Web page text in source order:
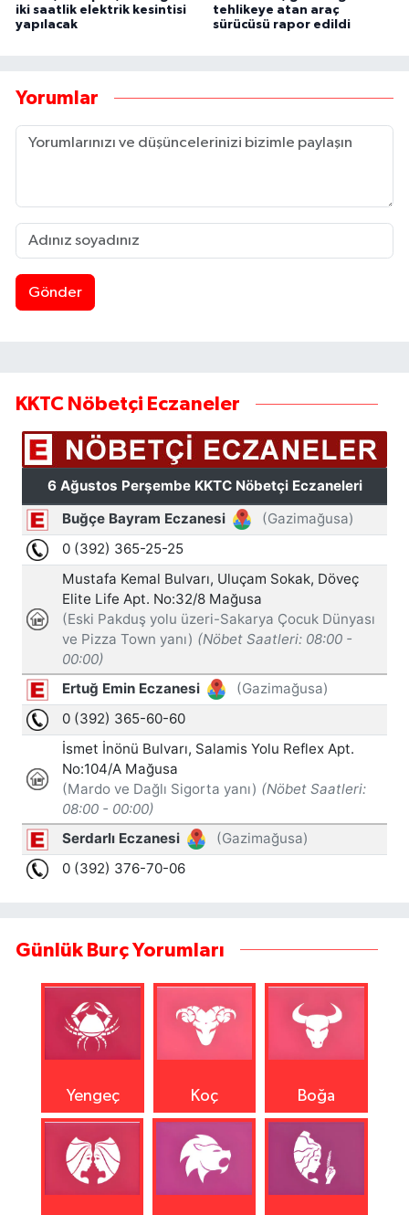
iki saatlik elektrik kesintisi
yapılacak
tehlikeye atan araç
sürücüsü rapor edildi
Yorumlar
Gönder
KKTC Nöbetçi Eczaneler
Günlük Burç Yorumları
Yengeç Koç Boğa